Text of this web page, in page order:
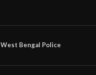
West Bengal Police